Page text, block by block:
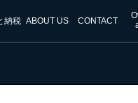
納税 ABOUT US CONTACT